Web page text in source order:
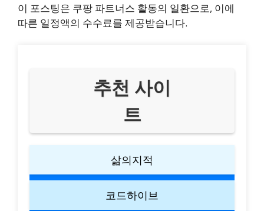
이 포스팅은 쿠팡 파트너스 활동의 일환으로, 이에
따른 일정액의 수수료를 제공받습니다.
추천 사이
트
삶의지적
코드하이브